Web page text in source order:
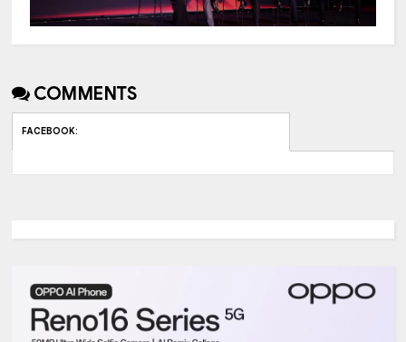
COMMENTS
FACEBOOK: